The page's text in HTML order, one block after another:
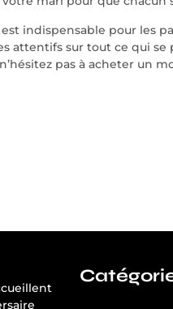
indispensable pour les
attentifs sur tout ce qui se
pas à acheter un